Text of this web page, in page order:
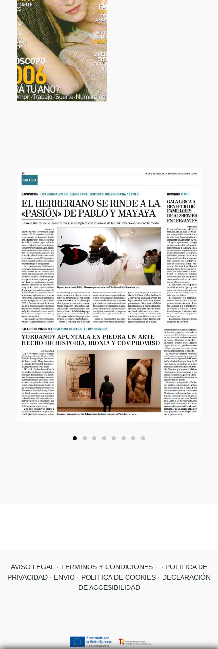
AVISO LEGAL · TERMINOS Y CONDICIONES ·
· POLITICA DE
PRIVACIDAD · ENVIO · POLITICA DE COOKIES · DECLARACIÓN
DE ACCESIBILIDAD